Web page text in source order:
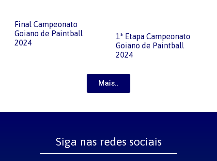
Final Campeonato
Goiano de Paintball
2024
1ª Etapa Campeonato
Goiano de Paintball
2024
Mais..
Siga nas redes sociais